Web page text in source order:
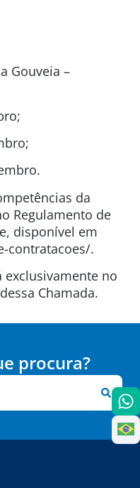
Gouveia –
da
Regulamento de
disponível em
contratacoes/.
exclusivamente no
Chamada.
procura?